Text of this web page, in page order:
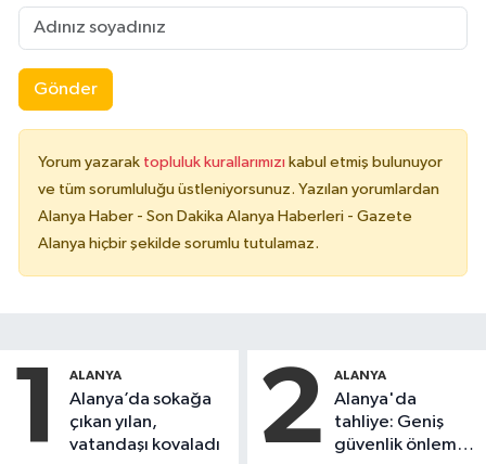
Gönder
Yorum yazarak topluluk kurallarımızı kabul etmiş bulunuyor
ve tüm sorumluluğu üstleniyorsunuz. Yazılan yorumlardan
Alanya Haber - Son Dakika Alanya Haberleri - Gazete
Alanya hiçbir şekilde sorumlu tutulamaz.
1 ALANYA
Alanya’da sokağa
çıkan yılan,
vatandaşı kovaladı
2 ALANYA
Alanya'da
tahliye: Geniş
güvenlik önlemi